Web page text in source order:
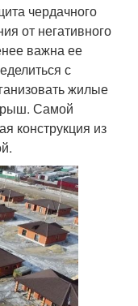
чердачного
от негативного
важна ее
с
жилые
Самой
конструкция из